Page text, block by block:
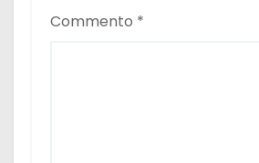
Commento *